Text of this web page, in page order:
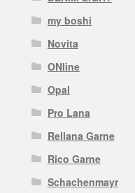
my boshi
Novita
ONline
Opal
Pro Lana
Rellana Garne
Rico Garne
Schachenmayr